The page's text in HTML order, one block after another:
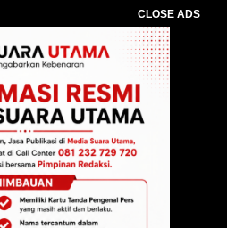
CLOSE ADS